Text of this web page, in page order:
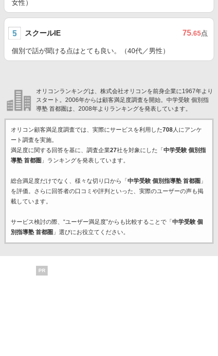
女性）
スクールIE 75.65点
個別で話が聞ける点はとても良い。（40代／男性）
オリコンランキングは、株式会社オリコンを前身企業に1967年より
スタート。2006年からは顧客満足度調査を開始。中学受験 個別指
導塾 首都圏は、2008年よりランキングを発表しています。
オリコン顧客満足度調査では、実際にサービスを利用した708人にアンケ
ート調査を実施。
満足度に関する回答を基に、調査企業27社を対象にした「 中学受験 個別指
導塾 首都圏 」ランキングを発表しています。
総合満足度だけでなく、様々な切り口から「 中学受験 個別指導塾 首都圏 」
を評価。さらに回答者の口コミや評判といった、実際のユーザーの声も掲
載しています。
サービス検討の際、“ユーザー満足度”からも比較することで「 中学受験 個
別指導塾 首都圏 」選びにお役立てください。
PR